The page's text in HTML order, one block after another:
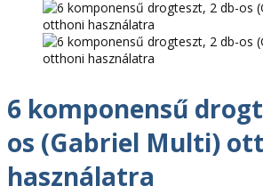
6 komponensű
os (Gabriel Multi)
használatra